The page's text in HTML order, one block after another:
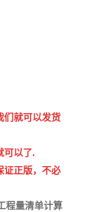
们就可以发货
可以了.
证正版，不必
程量清单计算
标准
海港口疏浚定额